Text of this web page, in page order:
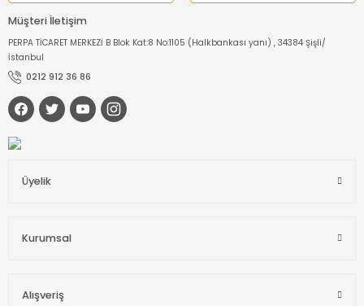
Müşteri İletişim
PERPA TİCARET MERKEZİ B Blok Kat:8 No:1105 (Halkbankası yanı) , 34384 Şişli/
İstanbul
0212 912 36 86
Üyelik
Kurumsal
Alışveriş